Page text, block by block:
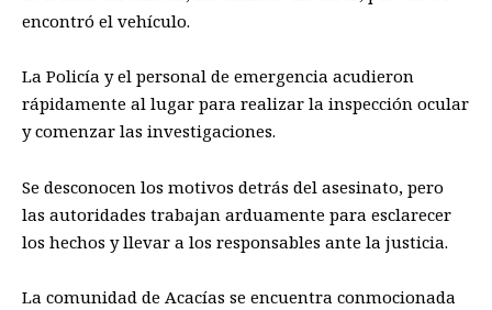
encontró el vehículo.
La Policía y el personal de emergencia acudieron
rápidamente al lugar para realizar la inspección ocular
y comenzar las investigaciones.
Se desconocen los motivos detrás del asesinato, pero
las autoridades trabajan arduamente para esclarecer
los hechos y llevar a los responsables ante la justicia.
La comunidad de Acacías se encuentra conmocionada